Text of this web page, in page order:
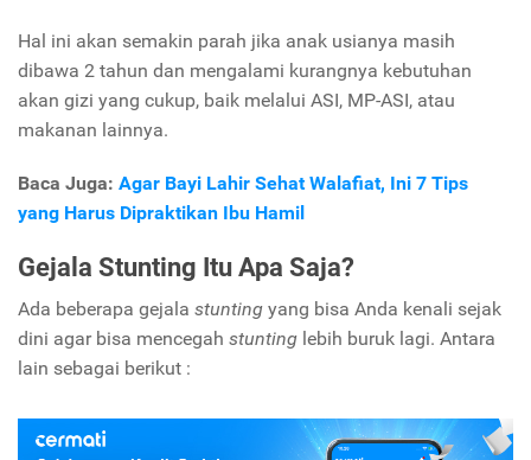
Hal ini akan semakin parah jika anak usianya masih
dibawa 2 tahun dan mengalami kurangnya kebutuhan
akan gizi yang cukup, baik melalui ASI, MP-ASI, atau
makanan lainnya.
Baca Juga: Agar Bayi Lahir Sehat Walafiat, Ini 7 Tips
yang Harus Dipraktikan Ibu Hamil
Gejala Stunting Itu Apa Saja?
Ada beberapa gejala stunting yang bisa Anda kenali sejak
dini agar bisa mencegah stunting lebih buruk lagi. Antara
lain sebagai berikut :